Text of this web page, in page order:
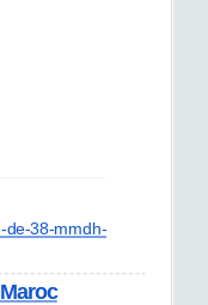
de-38-mmdh-